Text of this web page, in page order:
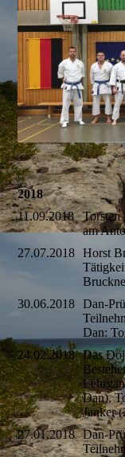
2018
11.09.2018
Torsten
am
27.07.2018
Horst
30.06.2018
Dan-
Dan:
24.02.2018 Das
Dan),
Janker
27.01.2018 Dan-